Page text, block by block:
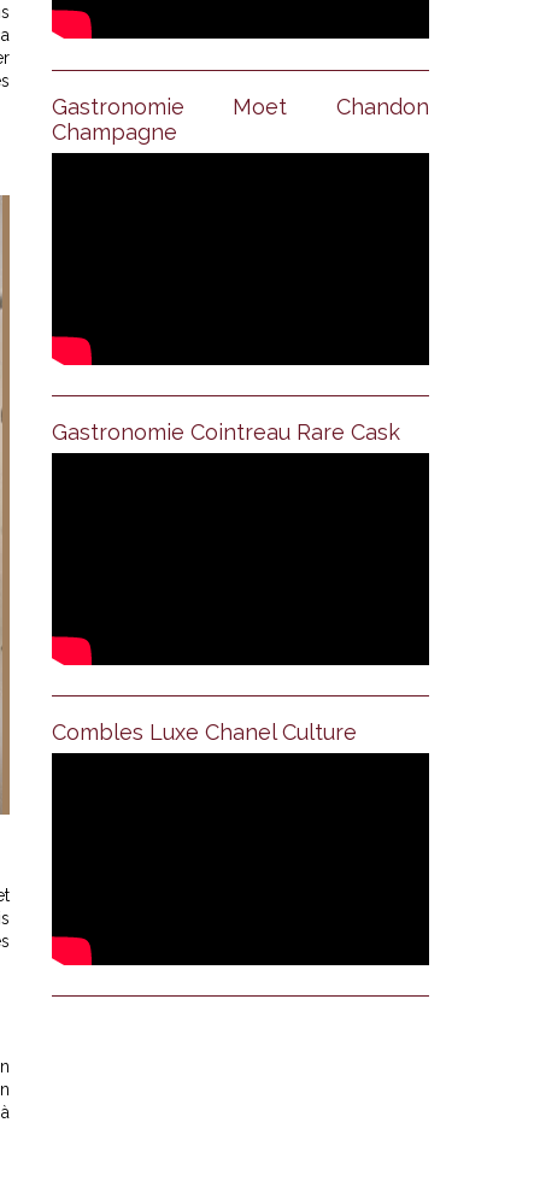
Gastronomie Moet Chandon
Champagne
Gastronomie Cointreau Rare Cask
Combles Luxe Chanel Culture